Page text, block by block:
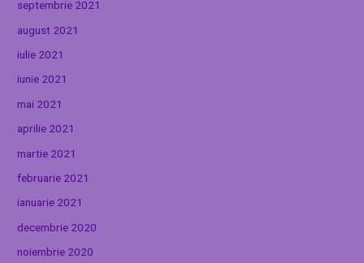
septembrie 2021
august 2021
iulie 2021
iunie 2021
mai 2021
aprilie 2021
martie 2021
februarie 2021
ianuarie 2021
decembrie 2020
noiembrie 2020